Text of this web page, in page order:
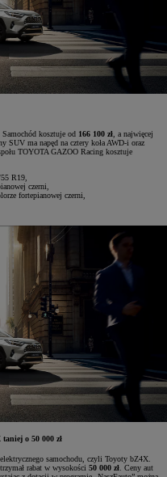
kosztuje od 166 100 zł , a najwięcej
SUV ma napęd na cztery koła AWD-i oraz
TOYOTA GAZOO Racing kosztuje
R19,
czerni,
fortepianowej czerni,
o 50 000 zł
samochodu, czyli Toyoty bZ4X.
rabat w wysokości 50 000 zł . Ceny aut